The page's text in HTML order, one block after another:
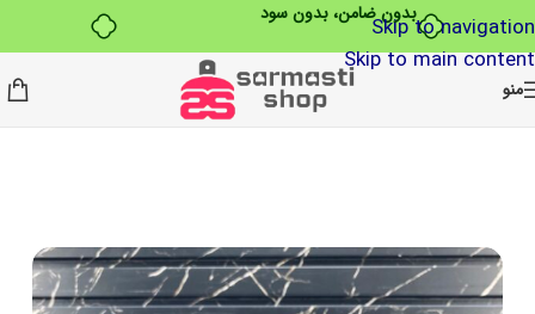
بدون ضامن، بدون سودSkip to navigation
Skip to main content
منو